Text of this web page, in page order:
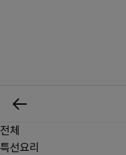
신상품
전체
특선요리